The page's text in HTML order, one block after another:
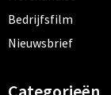
Bedrijfsfilm
Nieuwsbrief